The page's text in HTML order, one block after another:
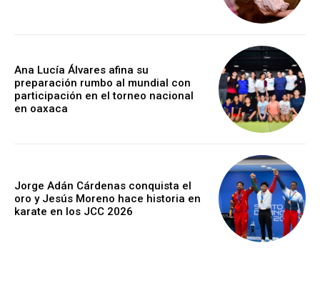
Ana Lucía Álvares afina su
preparación rumbo al mundial con
participación en el torneo nacional
en oaxaca
Jorge Adán Cárdenas conquista el
oro y Jesús Moreno hace historia en
karate en los JCC 2026